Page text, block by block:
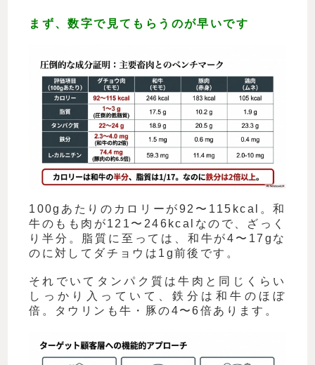
まず、数字で見てもらうのが早いです
100gあたりのカロリーが92〜115kcal。和
牛のもも肉が121〜246kcalなので、ざっく
り半分。脂質に至っては、和牛が4〜17gな
のに対してダチョウは1g前後です。
それでいてタンパク質は牛肉と同じくらい
しっかり入っていて、鉄分は和牛のほぼ
倍。タウリンも牛・豚の4〜6倍あります。